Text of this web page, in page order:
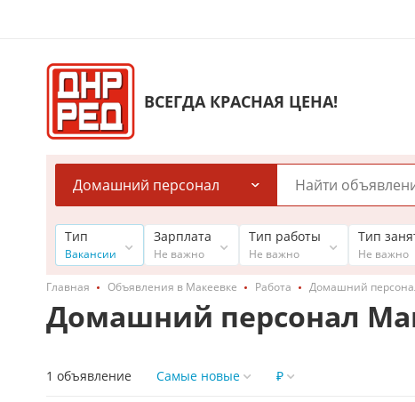
ВСЕГДА КРАСНАЯ ЦЕНА!
Домашний персонал
Тип
Вакансии
Зарплата
Не важно
Тип работы
Не важно
Тип
Не важно
Главная Объявления в Макеевке Работа Домашний
Домашний персонал
1 объявление Самые новые ₽